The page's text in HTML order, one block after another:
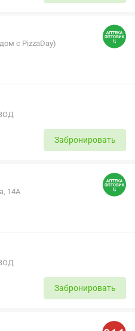
с PizzaDay)
Забронировать
14А
Забронировать